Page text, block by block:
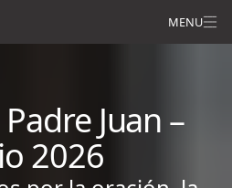
MENU
Juan –
2026